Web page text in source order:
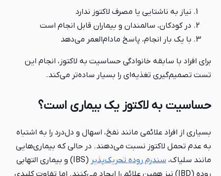
نیاز به ناشتایی یا مصرف لاکتوز ندارد
در کودکان، سالمندان و بیماران قابل انجام است
با یک بار انجام، پاسخ مادام‌العمر می‌دهد
برای افراد با سابقه خانوادگی حساسیت به لاکتوز، انجام این
تست تصمیم‌گیری تغذیه‌ای را بسیار ساده‌تر می‌کند.
حساسیت به لاکتوز یک بیماری است؟
بسیاری از افراد علائمی مانند نفخ، اسهال و دل‌درد را به‌ اشتباه
به عدم تحمل لاکتوز نسبت می‌دهند. در حالی‌ که بیماری‌هایی
مانند سلیاک، سندرم روده تحریک‌پذیر
(IBS) و بیماری التهابی